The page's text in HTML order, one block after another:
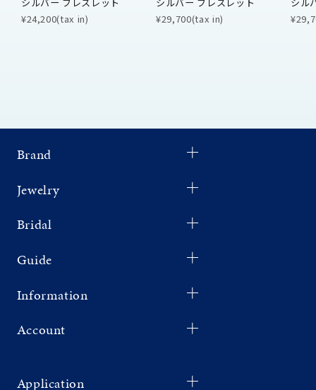
シルバー ブレスレット
¥24,200(tax in)
シルバー ブレスレット
¥29,700(tax in)
シル
Brand
Jewelry
Bridal
Guide
Information
Account
Application